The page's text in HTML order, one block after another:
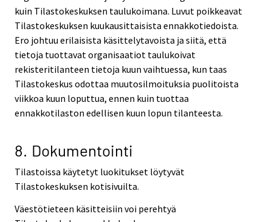
kuin Tilastokeskuksen taulukoimana. Luvut poikkeavat
Tilastokeskuksen kuukausittaisista ennakkotiedoista.
Ero johtuu erilaisista käsittelytavoista ja siitä, että
tietoja tuottavat organisaatiot taulukoivat
rekisteritilanteen tietoja kuun vaihtuessa, kun taas
Tilastokeskus odottaa muutosilmoituksia puolitoista
viikkoa kuun loputtua, ennen kuin tuottaa
ennakkotilaston edellisen kuun lopun tilanteesta.
8. Dokumentointi
Tilastoissa käytetyt luokitukset löytyvät
Tilastokeskuksen kotisivuilta.
Väestötieteen käsitteisiin voi perehtyä